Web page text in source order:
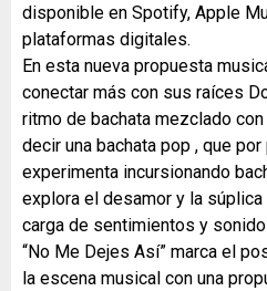
disponible en Spotify, Apple
plataformas digitales.
En esta nueva propuesta
conectar más con sus raíces
ritmo de bachata mezclado
decir una bachata pop , que
experimenta incursionando
explora el desamor y la
carga de sentimientos y
“No Me Dejes Así” marca el
la escena musical con una